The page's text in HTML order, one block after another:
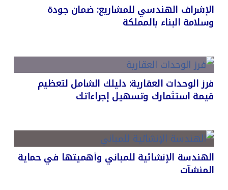
الإشراف الهندسي للمشاريع: ضمان جودة
وسلامة البناء بالمملكة
فرز الوحدات العقارية: دليلك الشامل لتعظيم
قيمة استثمارك وتسهيل إجراءاتك
الهندسة الإنشائية للمباني وأهميتها في حماية
المنشآت